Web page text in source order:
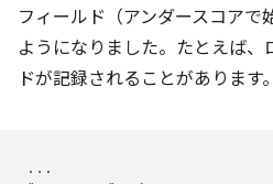
フィールド（アンダースコアで
ようになりました。たとえば
ドが記録されることがあります。
...